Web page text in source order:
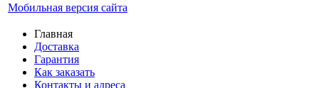
Мобильная версия сайта
Главная
Доставка
Гарантия
Как заказать
Контакты и адреса